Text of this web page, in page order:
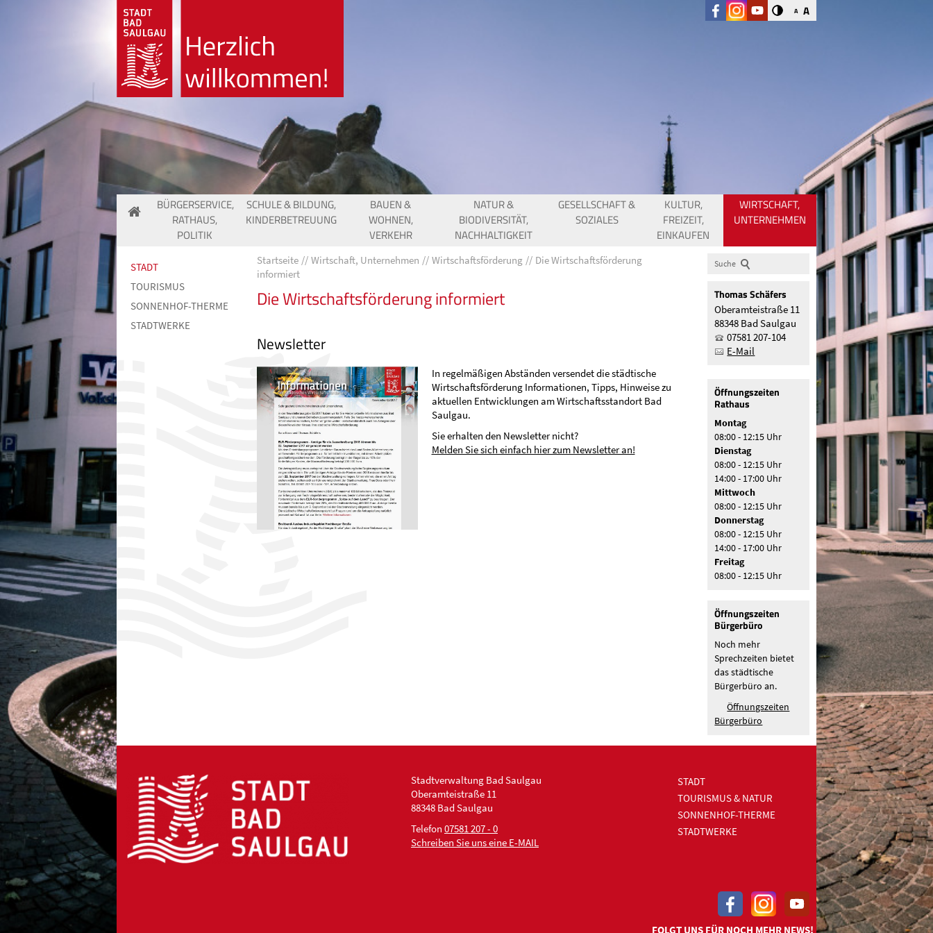
A A
BÜRGERSERVICE,
RATHAUS,
POLITIK
SCHULE & BILDUNG,
KINDERBETREUUNG
BAUEN &
WOHNEN,
VERKEHR
NATUR &
BIODIVERSITÄT,
NACHHALTIGKEIT
GESELLSCHAFT &
SOZIALES
KULTUR,
FREIZEIT,
EINKAUFEN
WIRTSCHAFT,
UNTERNEHMEN
STADT
TOURISMUS
SONNENHOF-THERME
STADTWERKE
Startseite Wirtschaft, Unternehmen Wirtschaftsförderung
Die Wirtschaftsförderung
informiert
Die Wirtschaftsförderung informiert
Newsletter
In regelmäßigen Abständen versendet die städtische
Wirtschaftsförderung Informationen, Tipps, Hinweise zu
aktuellen Entwicklungen am Wirtschaftsstandort Bad
Saulgau.
Sie erhalten den Newsletter nicht?
Melden Sie sich einfach hier zum Newsletter an!
Suche
Thomas Schäfers
Oberamteistraße 11
88348 Bad Saulgau
07581 207-104
E-Mail
Öffnungszeiten
Rathaus
Montag
08:00 - 12:15 Uhr
Dienstag
08:00 - 12:15 Uhr
14:00 - 17:00 Uhr
Mittwoch
08:00 - 12:15 Uhr
Donnerstag
08:00 - 12:15 Uhr
14:00 - 17:00 Uhr
Freitag
08:00 - 12:15 Uhr
Öffnungszeiten
Bürgerbüro
Noch mehr
Sprechzeiten bietet
das städtische
Bürgerbüro an.
Öffnungszeiten
Bürgerbüro
Stadtverwaltung Bad Saulgau
Oberamteistraße 11
88348 Bad Saulgau
Telefon 07581 207 - 0
Schreiben Sie uns eine E-MAIL
STADT
TOURISMUS & NATUR
SONNENHOF-THERME
STADTWERKE
FOLGT UNS FÜR NOCH MEHR NEWS!